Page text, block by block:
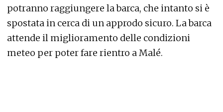
potranno raggiungere la barca, che intanto si è
spostata in cerca di un approdo sicuro. La barca
attende il miglioramento delle condizioni
meteo per poter fare rientro a Malé.